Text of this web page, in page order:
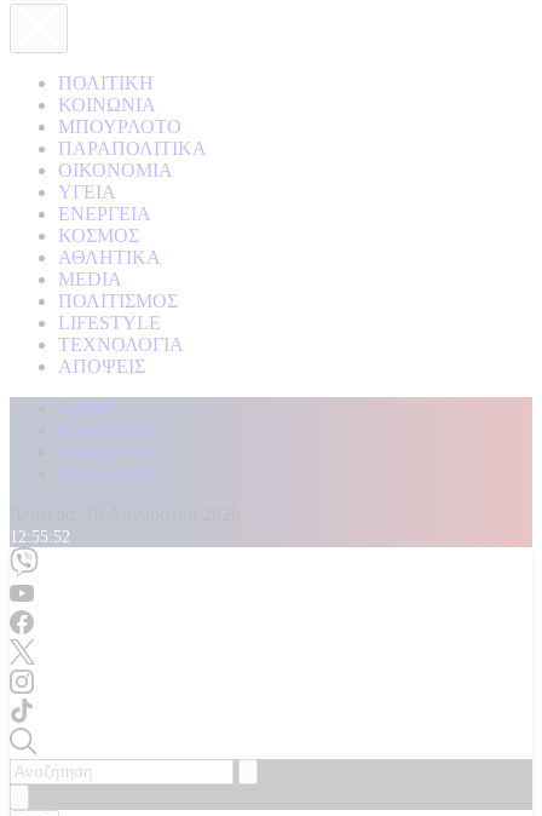
ΠΟΛΙΤΙΚΗ
ΚΟΙΝΩΝΙΑ
ΜΠΟΥΡΛΟΤΟ
ΠΑΡΑΠΟΛΙΤΙΚΑ
ΟΙΚΟΝΟΜΙΑ
ΥΓΕΙΑ
ΕΝΕΡΓΕΙΑ
ΚΟΣΜΟΣ
ΑΘΛΗΤΙΚΑ
MEDIA
ΠΟΛΙΤΙΣΜΟΣ
LIFESTYLE
ΤΕΧΝΟΛΟΓΙΑ
ΑΠΟΨΕΙΣ
Αρχική
Kontra Live
Καταγγελίες
Επικοινωνία
12:55:54